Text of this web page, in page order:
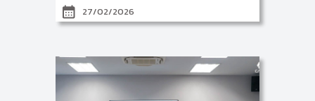
27/02/2026
ศูนย์การพัฒนาองค์ความรู้และการจัดการนวัตกรรม
โดย ผู้ช่วยศาสตราจารย์ ดร.อัจฉรา คำอักษร ผู้ปฏิบัติ
หน้าที่ช่วยคณบดี ด้านการพัฒนาองค์ความรู้และ
นวัตกรรม/ หัวหน้าศูนย์การพัฒนาองค์ความรู้และ